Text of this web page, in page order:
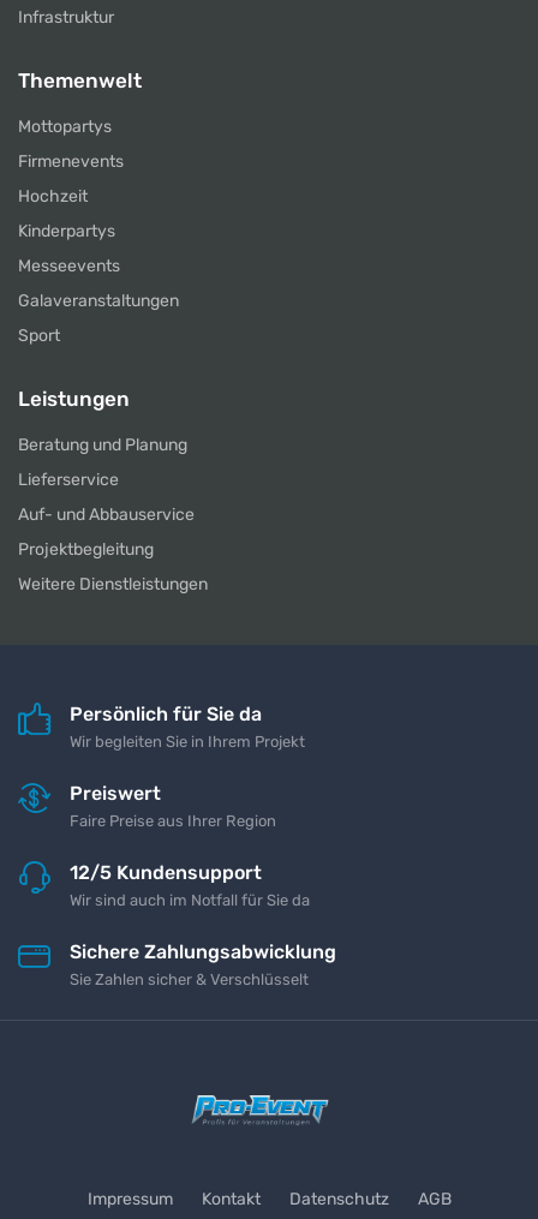
Infrastruktur
Themenwelt
Mottopartys
Firmenevents
Hochzeit
Kinderpartys
Messeevents
Galaveranstaltungen
Sport
Leistungen
Beratung und Planung
Lieferservice
Auf- und Abbauservice
Projektbegleitung
Weitere Dienstleistungen
Persönlich für Sie da
Wir begleiten Sie in Ihrem Projekt
Preiswert
Faire Preise aus Ihrer Region
12/5 Kundensupport
Wir sind auch im Notfall für Sie da
Sichere Zahlungsabwicklung
Sie Zahlen sicher & Verschlüsselt
Impressum Kontakt Datenschutz AGB